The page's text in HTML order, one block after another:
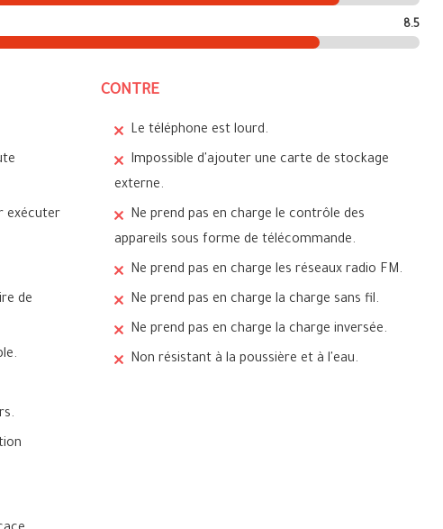
8.5
exécuter
de
CONTRE
Le téléphone est lourd.
Impossible d'ajouter une carte de stockage
externe.
Ne prend pas en charge le contrôle des
appareils sous forme de télécommande.
Ne prend pas en charge les réseaux radio FM.
Ne prend pas en charge la charge sans fil.
Ne prend pas en charge la charge inversée.
Non résistant à la poussière et à l'eau.